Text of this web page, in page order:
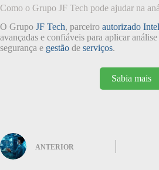
Como o Grupo JF Tech pode ajudar na
O Grupo JF Tech, parceiro autorizado
avançadas e confiáveis para aplicar
segurança e gestão de serviços.
Sabia mais
ANTERIOR